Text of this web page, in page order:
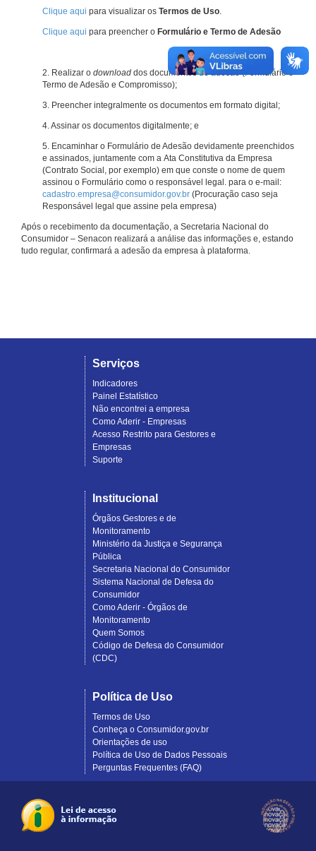
Clique aqui para visualizar os Termos de Uso.
Clique aqui para preencher o Formulário e Termo de Adesão
2. Realizar o download dos documentos de adesão (Formulário e
Termo de Adesão e Compromisso);
3. Preencher integralmente os documentos em formato digital;
4. Assinar os documentos digitalmente; e
5. Encaminhar o Formulário de Adesão devidamente preenchidos
e assinados, juntamente com a Ata Constitutiva da Empresa
(Contrato Social, por exemplo) em que conste o nome de quem
assinou o Formulário como o responsável legal. para o e-mail:
cadastro.empresa@consumidor.gov.br (Procuração caso seja
Responsável legal que assine pela empresa)
Após o recebimento da documentação, a Secretaria Nacional do
Consumidor – Senacon realizará a análise das informações e, estando
tudo regular, confirmará a adesão da empresa à plataforma.
Serviços
Indicadores
Painel Estatístico
Não encontrei a empresa
Como Aderir - Empresas
Acesso Restrito para Gestores e
Empresas
Suporte
Institucional
Órgãos Gestores e de
Monitoramento
Ministério da Justiça e Segurança
Pública
Secretaria Nacional do Consumidor
Sistema Nacional de Defesa do
Consumidor
Como Aderir - Órgãos de
Monitoramento
Quem Somos
Código de Defesa do Consumidor
(CDC)
Política de Uso
Termos de Uso
Conheça o Consumidor.gov.br
Orientações de uso
Política de Uso de Dados Pessoais
Perguntas Frequentes (FAQ)